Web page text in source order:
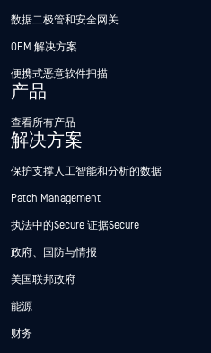
数据二极管和安全网关
OEM 解决方案
便携式恶意软件扫描
产品
查看所有产品
解决方案
保护支撑人工智能和分析的数据
Patch Management
执法中的Secure 证据Secure
政府、国防与情报
美国联邦政府
能源
财务